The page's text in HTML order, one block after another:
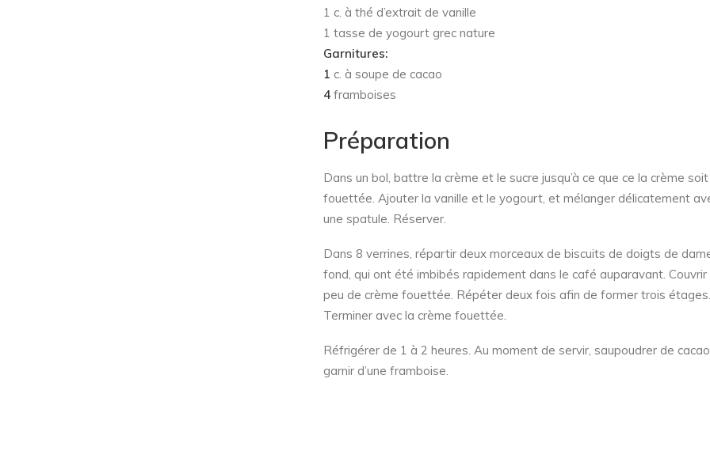
1 c. à thé d’extrait de vanille
1 tasse de yogourt grec nature
Garnitures:
1 c. à soupe de cacao
4 framboises
Préparation
Dans un bol, battre la crème et le sucre jusqu’à ce que ce la crème
fouettée. Ajouter la vanille et le yogourt, et mélanger délicatement
une spatule. Réserver.
Dans 8 verrines, répartir deux morceaux de biscuits de doigts de
fond, qui ont été imbibés rapidement dans le café auparavant. Couvrir
peu de crème fouettée. Répéter deux fois afin de former trois étages.
Terminer avec la crème fouettée.
Réfrigérer de 1 à 2 heures. Au moment de servir, saupoudrer de
garnir d’une framboise.